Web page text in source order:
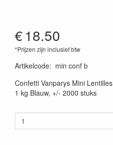
€18.50
*Prijzen zijn inclusief btw
Artikelcode: min conf b
Confetti Vanparys Mini Lentilles
1 kg Blauw, +/- 2000 stuks